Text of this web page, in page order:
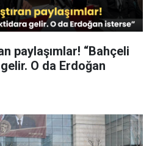
“Bahçeli
O da Erdoğan